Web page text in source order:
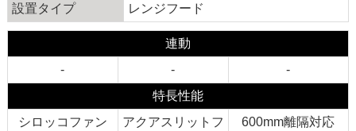
設置タイプ
レンジフード
連動
-
-
-
特長性能
シロッコファン
アクアスリットフ
600mm離隔対応